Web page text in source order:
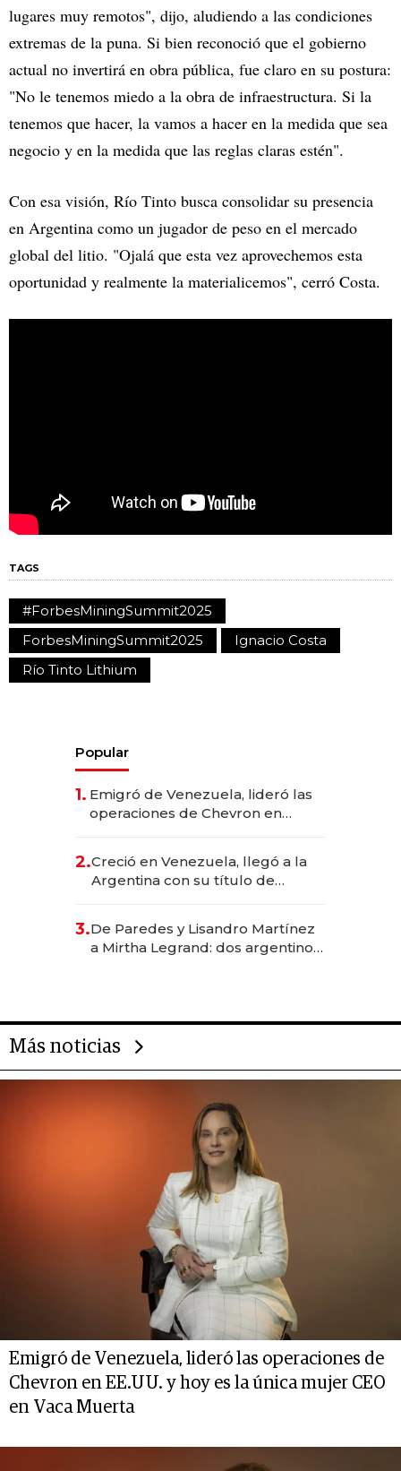
lugares muy remotos", dijo, aludiendo a las condiciones
extremas de la puna. Si bien reconoció que el gobierno
actual no invertirá en obra pública, fue claro en su postura:
"No le tenemos miedo a la obra de infraestructura. Si la
tenemos que hacer, la vamos a hacer en la medida que sea
negocio y en la medida que las reglas claras estén".
Con esa visión, Río Tinto busca consolidar su presencia
en Argentina como un jugador de peso en el mercado
global del litio. "Ojalá que esta vez aprovechemos esta
oportunidad y realmente la materialicemos", cerró Costa.
TAGS
#ForbesMiningSummit2025
ForbesMiningSummit2025
Ignacio Costa
Río Tinto Lithium
Popular
1. Emigró de Venezuela, lideró las
operaciones de Chevron en
2.Creció en Venezuela, llegó a la
Argentina con su título de
las marcas "fast premium"
3.De Paredes y Lisandro Martínez
a Mirtha Legrand: dos argentinos
Más noticias
Emigró de Venezuela, lideró las operaciones de
Chevron en EE.UU. y hoy es la única mujer CEO
en Vaca Muerta